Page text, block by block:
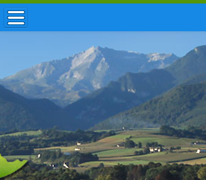
ACCUEIL / INFOS
MUNICIPALITÉ
VIE LOCALE
ENFANCE
TOURISME